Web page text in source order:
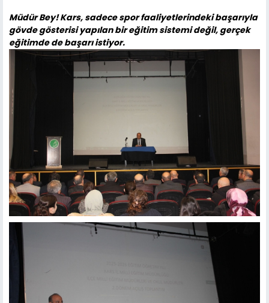
Müdür Bey! Kars, sadece spor faaliyetlerindeki başarıyla
gövde gösterisi yapılan bir eğitim sistemi değil, gerçek
eğitimde de başarı istiyor.